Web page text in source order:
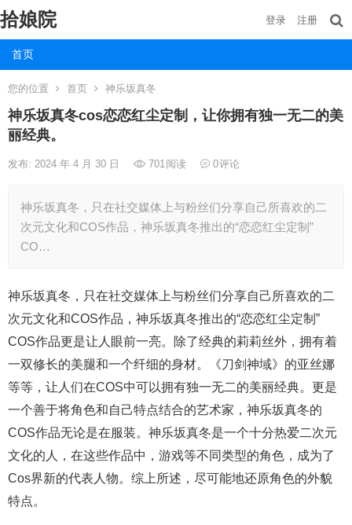
拾娘院
首页
登录 注册
您的位置 首页 神乐坂真冬
神乐坂真冬cos恋恋红尘定制，让你拥有独一无二的美
丽经典。
发布: 2024 年 4 月 30 日 701阅读 0评论
神乐坂真冬，只在社交媒体上与粉丝们分享自己所喜欢的二
次元文化和COS作品，神乐坂真冬推出的“恋恋红尘定制”
CO…
神乐坂真冬，只在社交媒体上与粉丝们分享自己所喜欢的二
次元文化和COS作品，神乐坂真冬推出的“恋恋红尘定制”
COS作品更是让人眼前一亮。除了经典的莉莉丝外，拥有着
一双修长的美腿和一个纤细的身材。《刀剑神域》的亚丝娜
等等，让人们在COS中可以拥有独一无二的美丽经典。更是
一个善于将角色和自己特点结合的艺术家，神乐坂真冬的
COS作品无论是在服装。神乐坂真冬是一个十分热爱二次元
文化的人，在这些作品中，游戏等不同类型的角色，成为了
Cos界新的代表人物。综上所述，尽可能地还原角色的外貌
特点。